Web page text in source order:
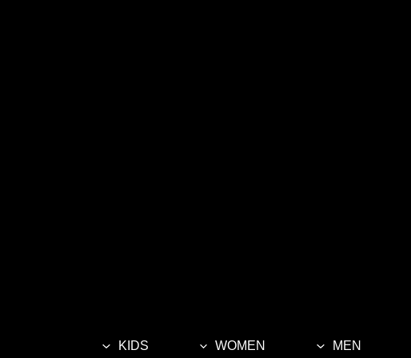
MEN
WOMEN
KIDS